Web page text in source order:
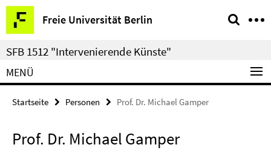
Springe
direkt
zu
Inhalt
Freie Universität Berlin
Service-
Navigation
SFB 1512 "Intervenierende Künste"
MENÜ
Startseite Personen Prof. Dr. Michael Gamper
Prof. Dr. Michael Gamper